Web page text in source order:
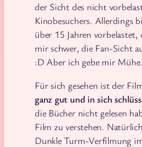
der Sicht des nicht
Kinobesuchers. Allerdings
über 15 Jahren vorbelastet,
mir schwer, die Fan-Sicht
:D Aber ich gebe mir Mühe.
Für sich gesehen ist der
ganz gut und in sich
die Bücher nicht gelesen
Film zu verstehen.
Dunkle Turm-Verfilmung